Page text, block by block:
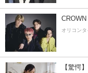
オリコン
【驚愕